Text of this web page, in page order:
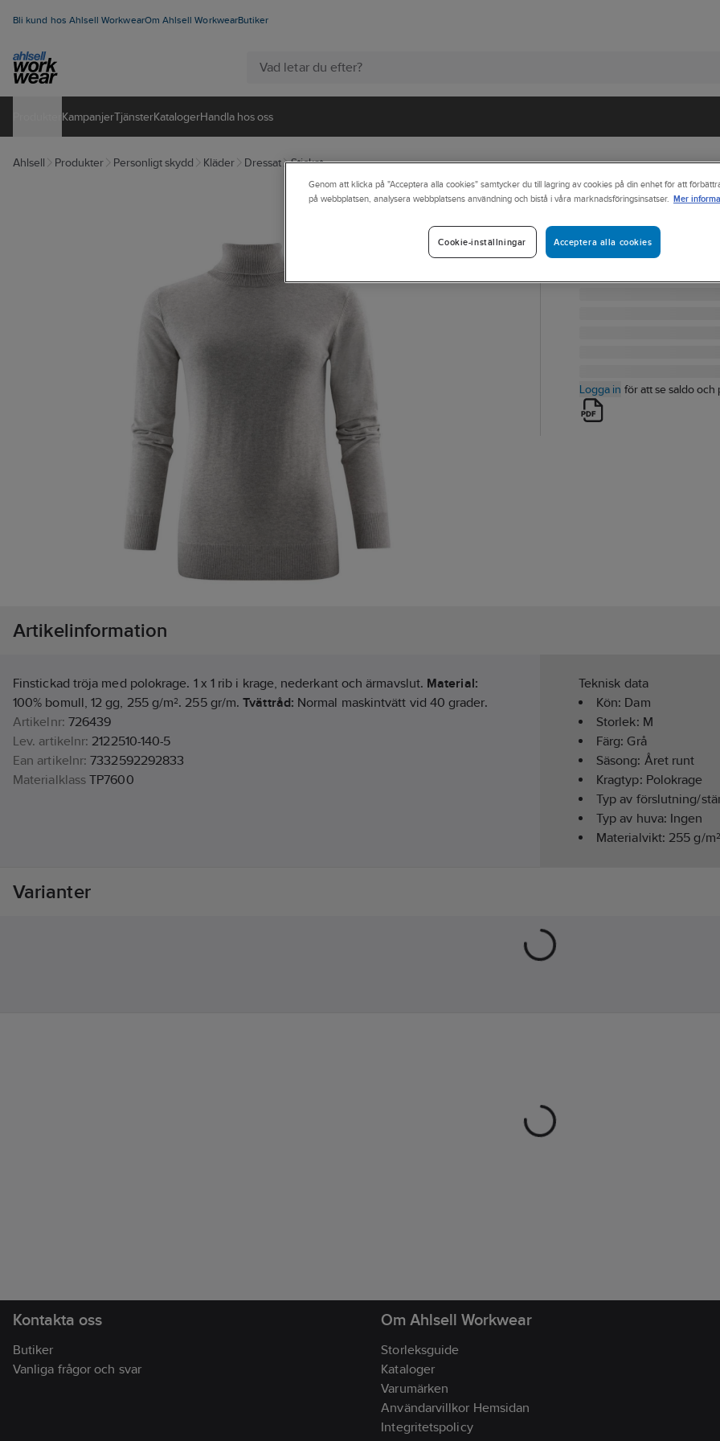
Bli kund hos Ahlsell WorkwearOm Ahlsell WorkwearButiker
KampanjerTjänsterKatalogerHandla hos oss
Ahlsell Produkter Personligt skydd Kläder Dressat Stickat
JAMES HARVEST
Tröja J.Harvest
TRÖJA HARVEST
Logga in för att se saldo och
Artikelinformation
Finstickad tröja med polokrage. 1 x 1 rib i krage, nederkant och ärmavslut. Material:
100% bomull, 12 gg, 255 g/m². 255 gr/m.Tvättråd: Normal maskintvätt vid 40 grader.
Artikelnr: 726439
Lev. artikelnr: 2122510-140-5
Ean artikelnr: 7332592292833
Materialklass TP7600
Teknisk data
Kön: Dam
Storlek: M
Färg:Grå
Säsong: Året runt
Kragtyp: Polokrage
Typ av förslutning/
Typ av huva: Ingen
Materialvikt:255 g/m²
Varianter
Kontakta oss
Butiker
Vanliga frågor och svar
Om Ahlsell Workwear
Storleksguide
Kataloger
Varumärken
Användarvillkor Hemsidan
Integritetspolicy
Genom att klicka på "Acceptera alla cookies" samtycker du till lagring av cookies på din enhet för att
på webbplatsen, analysera webbplatsens användning och bistå i våra marknadsföringsinsatser. Mer
Acceptera alla cookies
Cookie-inställningar